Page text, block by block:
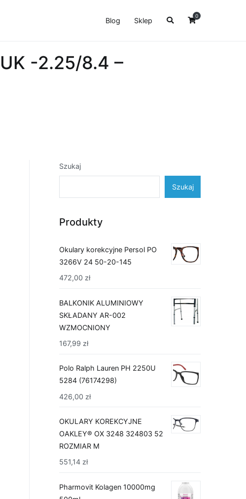
Blog Sklep
0
-2.25/8.4 –
Szukaj
Szukaj
Produkty
Okulary korekcyjne Persol PO
3266V 24 50-20-145
472,00 zł
BALKONIK ALUMINIOWY
SKŁADANY AR-002
WZMOCNIONY
167,99 zł
Polo Ralph Lauren PH 2250U
5284 (76174298)
426,00 zł
OKULARY KOREKCYJNE
OAKLEY® OX 3248 324803 52
ROZMIAR M
551,14 zł
Pharmovit Kolagen 10000mg